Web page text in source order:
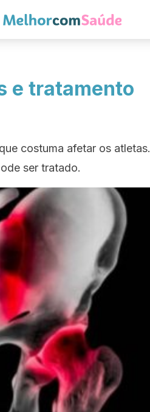
e tratamento
costuma afetar os atletas.
ser tratado.